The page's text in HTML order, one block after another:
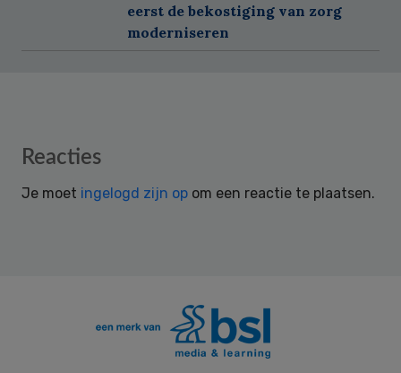
eerst de bekostiging van zorg
moderniseren
Reader
Reacties
Je moet ingelogd zijn op om een reactie te plaatsen.